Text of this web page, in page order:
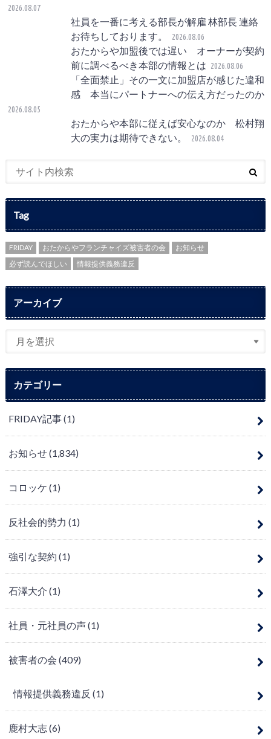
2026.08.07
社員を一番に考える部長が解雇 林部長 連絡
お待ちしております。
2026.08.06
おたからや加盟後では遅い オーナーが契約
前に調べるべき本部の情報とは 2026.08.06
「全面禁止」その一文に加盟店が感じた違和
感 本当にパートナーへの伝え方だったのか
2026.08.05
おたからや本部に従えば安心なのか 松村翔
大の実力は期待できない。
2026.08.04
Tag
FRIDAY おたからやフランチャイズ被害者の会
お知らせ
必ず読んでほしい
情報提供義務違反
アーカイブ
カテゴリー
FRIDAY記事(1)
お知らせ(1,834)
コロッケ (1)
反社会的勢力 (1)
強引な契約 (1)
石澤大介 (1)
社員・元社員の声(1)
被害者の会 (409)
情報提供義務違反 (1)
鹿村大志(6)